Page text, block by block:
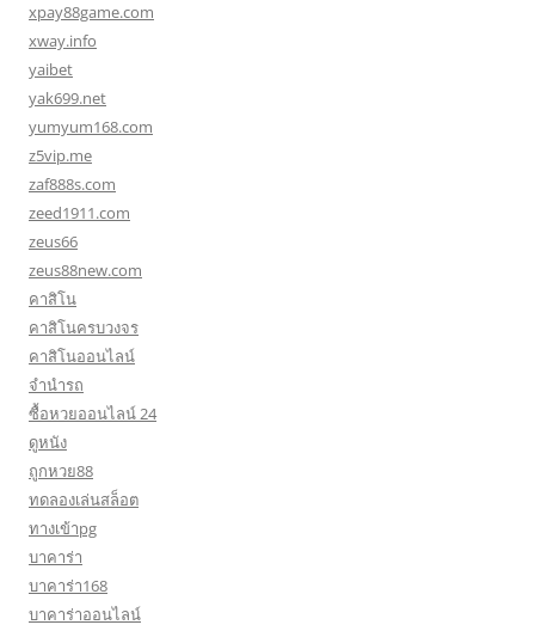
xpay88game.com
xway.info
yaibet
yak699.net
yumyum168.com
z5vip.me
zaf888s.com
zeed1911.com
zeus66
zeus88new.com
คาสิโน
คาสิโนครบวงจร
คาสิโนออนไลน์
จำนำรถ
ซื้อหวยออนไลน์ 24
ดูหนัง
ถูกหวย88
ทดลองเล่นสล็อต
ทางเข้าpg
บาคาร่า
บาคาร่า168
บาคาร่าออนไลน์